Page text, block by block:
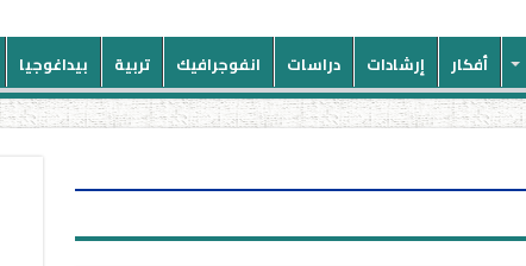
أفكار إرشادات دراسات انفوجرافيك تربية بيداغوجيا